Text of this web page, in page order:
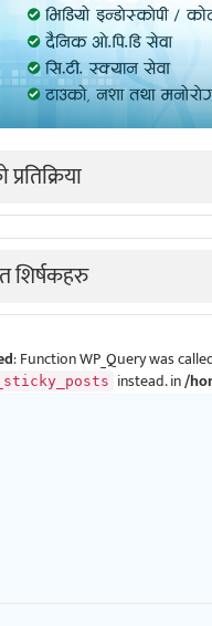
शिर्षकहरु
: Function WP_Query was
instead. in/